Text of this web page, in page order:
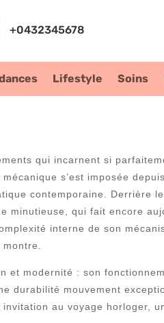
+0432345678
Lifestyle Soins
qui incarnent si
s’est imposée
contemporaine. Derrière
minutieuse, qui fait encore
interne de son
et modernité : son
durabilité mouvement
au voyage horloger,